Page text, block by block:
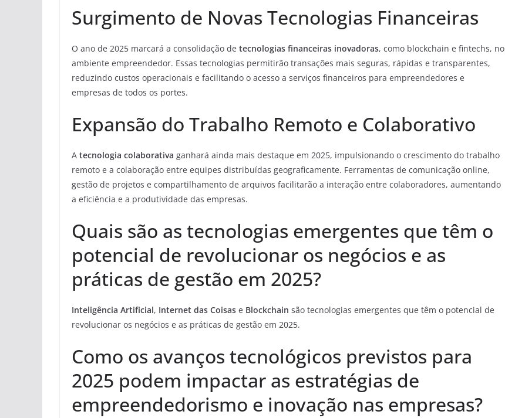
Surgimento de Novas Tecnologias Financeiras
O ano de 2025 marcará a consolidação de tecnologias financeiras inovadoras, como blockchain e fintechs, no
ambiente empreendedor. Essas tecnologias permitirão transações mais seguras, rápidas e transparentes,
reduzindo custos operacionais e facilitando o acesso a serviços financeiros para empreendedores e
empresas de todos os portes.
Expansão do Trabalho Remoto e Colaborativo
A tecnologia colaborativa ganhará ainda mais destaque em 2025, impulsionando o crescimento do trabalho
remoto e a colaboração entre equipes distribuídas geograficamente. Ferramentas de comunicação online,
gestão de projetos e compartilhamento de arquivos facilitarão a interação entre colaboradores, aumentando
a eficiência e a produtividade das empresas.
Quais são as tecnologias emergentes que têm o
potencial de revolucionar os negócios e as
práticas de gestão em 2025?
Inteligência Artificial, Internet das Coisas e Blockchain são tecnologias emergentes que têm o potencial de
revolucionar os negócios e as práticas de gestão em 2025.
Como os avanços tecnológicos previstos para
2025 podem impactar as estratégias de
empreendedorismo e inovação nas empresas?